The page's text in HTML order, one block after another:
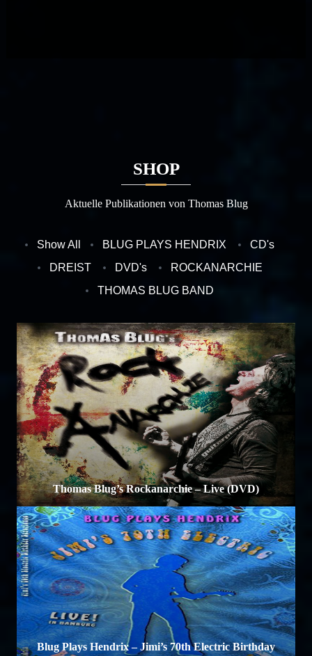
SHOP
Aktuelle Publikationen von Thomas Blug
Show All BLUG PLAYS HENDRIX
CD's
DREIST
DVD's
ROCKANARCHIE
THOMAS BLUG BAND
Thomas Blug’s Rockanarchie – Live (DVD)
Blug Plays Hendrix – Jimi’s 70th Electric Birthday